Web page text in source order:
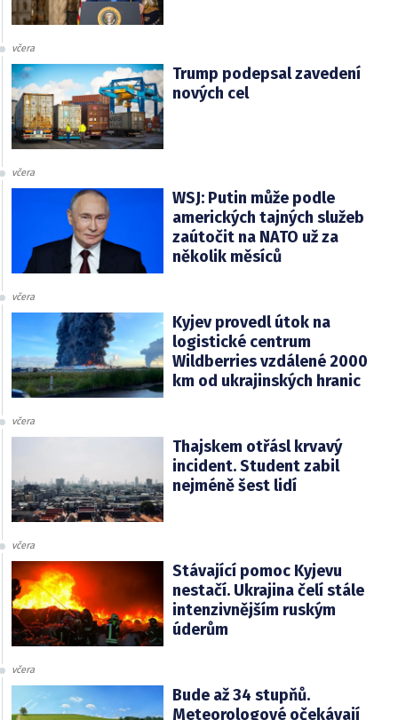
včera
Trump podepsal zavedení
nových cel
včera
WSJ: Putin může podle
amerických tajných služeb
zaútočit na NATO už za
několik měsíců
včera
Kyjev provedl útok na
logistické centrum
Wildberries vzdálené 2000
km od ukrajinských hranic
včera
Thajskem otřásl krvavý
incident. Student zabil
nejméně šest lidí
včera
Stávající pomoc Kyjevu
nestačí. Ukrajina čelí stále
intenzivnějším ruským
úderům
včera
Bude až 34 stupňů.
Meteorologové očekávají